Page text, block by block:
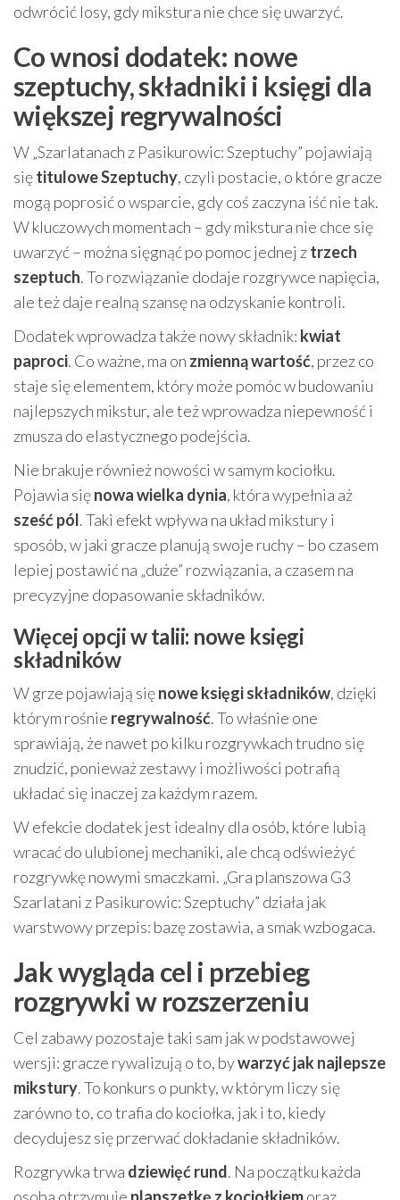
odwrócić losy, gdy mikstura nie chce się uwarzyć.
Co wnosi dodatek: nowe
szeptuchy, składniki i księgi dla
większej regrywalności
W „Szarlatanach z Pasikurowic: Szeptuchy” pojawiają
siętitulowe Szeptuchy, czyli postacie, o które gracze
mogą poprosić o wsparcie, gdy coś zaczyna iść nie tak.
W kluczowych momentach – gdy mikstura nie chce się
uwarzyć – można sięgnąć po pomoc jednej ztrzech
szeptuch. To rozwiązanie dodaje rozgrywce napięcia,
ale też daje realną szansę na odzyskanie kontroli.
Dodatek wprowadza także nowy składnik: kwiat
paproci. Co ważne, ma on zmienną wartość, przez co
staje się elementem, który może pomóc w budowaniu
najlepszych mikstur, ale też wprowadza niepewność i
zmusza do elastycznego podejścia.
Nie brakuje również nowości w samym kociołku.
Pojawia sięnowa wielka dynia, która wypełnia aż
sześć pól. Taki efekt wpływa na układ mikstury i
sposób, w jaki gracze planują swoje ruchy – bo czasem
lepiej postawić na „duże” rozwiązania, a czasem na
precyzyjne dopasowanie składników.
Więcej opcji w talii: nowe księgi
składników
W grze pojawiają sięnowe księgi składników, dzięki
którym rośnie regrywalność. To właśnie one
sprawiają, że nawet po kilku rozgrywkach trudno się
znudzić, ponieważ zestawy i możliwości potrafią
układać się inaczej za każdym razem.
W efekcie dodatek jest idealny dla osób, które lubią
wracać do ulubionej mechaniki, ale chcą odświeżyć
rozgrywkę nowymi smaczkami. „Gra planszowa G3
Szarlatani z Pasikurowic: Szeptuchy” działa jak
warstwowy przepis: bazę zostawia, a smak wzbogaca.
Jak wygląda cel i przebieg
rozgrywki w rozszerzeniu
Cel zabawy pozostaje taki sam jak w podstawowej
wersji: gracze rywalizują o to, bywarzyć jak najlepsze
mikstury. To konkurs o punkty, w którym liczy się
zarówno to, co trafia do kociołka, jak i to, kiedy
decydujesz się przerwać dokładanie składników.
Rozgrywka trwa dziewięć rund. Na początku każda